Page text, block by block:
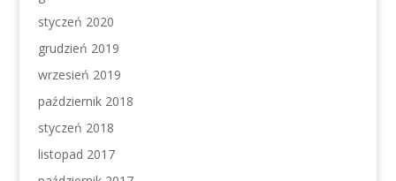
styczeń 2020
grudzień 2019
wrzesień 2019
październik 2018
styczeń 2018
listopad 2017